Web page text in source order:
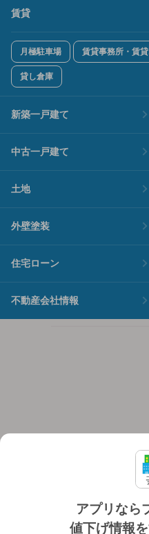
アプリなら
値下げ情報
賃貸
月極駐車場 賃貸事務所・賃
貸し倉庫
新築一戸建て
中古一戸建て
土地
外壁塗装
住宅ローン
不動産会社情報